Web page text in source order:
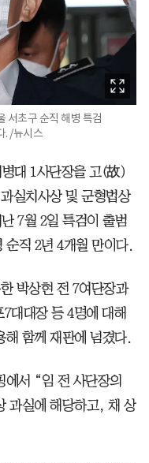
서초구 순직 해병 특검
. /뉴시스
대 1사단장을 고(故)
실치사상 및 군형법상
7월 2일 특검이 출범
직 2년 4개월 만이다.
박상현 전 7여단장과
대대장 등 4명에 대해
함께 재판에 넘겼다.
에서 “임 전 사단장의
과실에 해당하고, 채 상